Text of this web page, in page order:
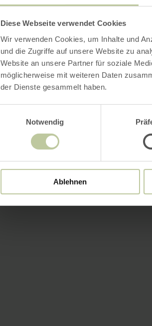
Diese Webseite verwendet Cookies
Wir verwenden Cookies, um Inhalte und
und die Zugriffe auf unsere Website zu
Website an unsere Partner für soziale
möglicherweise mit weiteren Daten
der Dienste gesammelt haben.
Notwendig
Ablehnen